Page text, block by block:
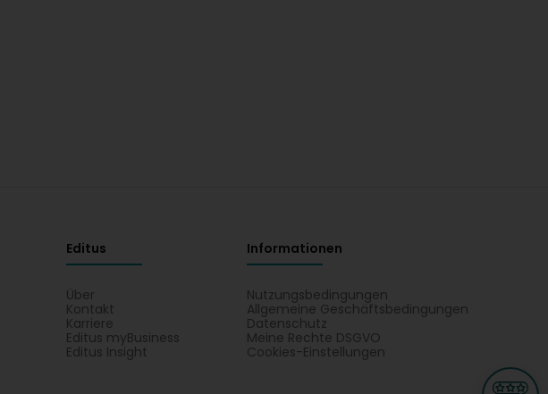
Editus
Über
Kontakt
Karriere
Editus myBusiness
Editus Insight
Informationen
Nutzungsbedingungen
Allgemeine Geschäftsbedingungen
Datenschutz
Meine Rechte DSGVO
Cookies-Einstellungen